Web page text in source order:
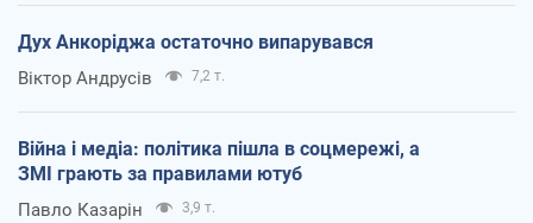
Дух Анкоріджа остаточно випарувався
Віктор Андрусів 7,2 т.
Війна і медіа: політика пішла в соцмережі, а
ЗМІ грають за правилами ютуб
Павло Казарін 3,9 т.